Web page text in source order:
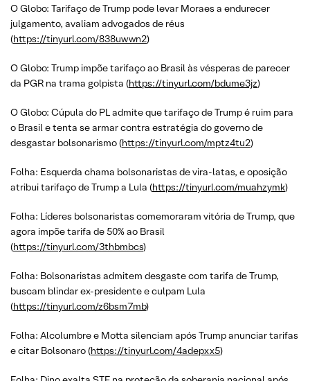
O Globo: Tarifaço de Trump pode levar Moraes a endurecer
julgamento, avaliam advogados de réus
(https://tinyurl.com/838uwwn2)
O Globo: Trump impõe tarifaço ao Brasil às vésperas de parecer
da PGR na trama golpista (https://tinyurl.com/bdume3jz)
O Globo: Cúpula do PL admite que tarifaço de Trump é ruim para
o Brasil e tenta se armar contra estratégia do governo de
desgastar bolsonarismo (https://tinyurl.com/mptz4tu2)
Folha: Esquerda chama bolsonaristas de vira-latas, e oposição
atribui tarifaço de Trump a Lula (https://tinyurl.com/muahzymk)
Folha: Líderes bolsonaristas comemoraram vitória de Trump, que
agora impõe tarifa de 50% ao Brasil
(https://tinyurl.com/3thbmbcs)
Folha: Bolsonaristas admitem desgaste com tarifa de Trump,
buscam blindar ex-presidente e culpam Lula
(https://tinyurl.com/z6bsm7mb)
Folha: Alcolumbre e Motta silenciam após Trump anunciar tarifas
e citar Bolsonaro (https://tinyurl.com/4adepxx5)